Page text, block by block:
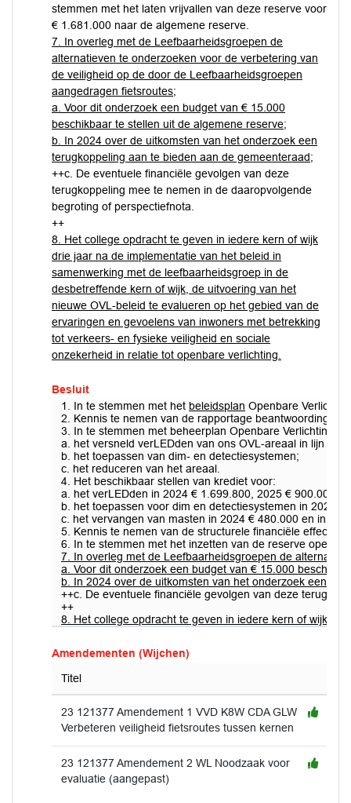
stemmen met het laten vrijvallen van deze reserve voor
€ 1.681.000 naar de algemene reserve.
7. In overleg met de Leefbaarheidsgroepen de
alternatieven te onderzoeken voor de verbetering van
de veiligheid op de door de Leefbaarheidsgroepen
aangedragen fietsroutes;
a. Voor dit onderzoek een budget van € 15.000
beschikbaar te stellen uit de algemene reserve;
b. In 2024 over de uitkomsten van het onderzoek een
terugkoppeling aan te bieden aan de gemeenteraad;
++c. De eventuele financiële gevolgen van deze
terugkoppeling mee te nemen in de daaropvolgende
begroting of perspectiefnota.
++
8. Het college opdracht te geven in iedere kern of wijk
drie jaar na de implementatie van het beleid in
samenwerking met de leefbaarheidsgroep in de
desbetreffende kern of wijk, de uitvoering van het
nieuwe OVL-beleid te evalueren op het gebied van de
ervaringen en gevoelens van inwoners met betrekking
tot verkeers- en fysieke veiligheid en sociale
onzekerheid in relatie tot openbare verlichting.
Besluit
1. In te stemmen met het beleidsplan Openbare
2. Kennis te nemen van de rapportage beantwoording
3. In te stemmen met beheerplan Openbare Verlichting
a. het versneld verLEDden van ons OVL-areaal in lijn
b. het toepassen van dim- en detectiesystemen;
c. het reduceren van het areaal.
4. Het beschikbaar stellen van krediet voor:
a. het verLEDden in 2024 € 1.699.800, 2025 € 900.000,
b. het toepassen voor dim en detectiesystemen in 2024
c. het vervangen van masten in 2024 € 480.000 en in
5. Kennis te nemen van de structurele financiële
6. In te stemmen met het inzetten van de reserve
7. In overleg met de Leefbaarheidsgroepen de
a. Voor dit onderzoek een budget van € 15.000
b. In 2024 over de uitkomsten van het onderzoek een
++c. De eventuele financiële gevolgen van deze
++
8. Het college opdracht te geven in iedere kern of wijk
Amendementen (Wijchen)
Titel
23 121377 Amendement 1 VVD K8W CDA GLW
Verbeteren veiligheid fietsroutes tussen kernen
23 121377 Amendement 2 WL Noodzaak voor
evaluatie (aangepast)